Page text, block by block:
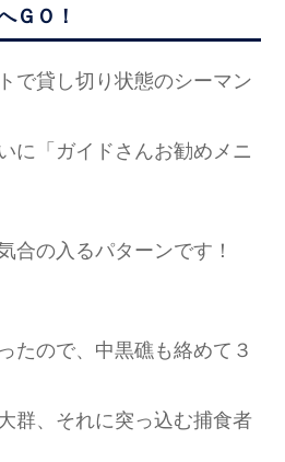
ＧＯ！
で貸し切り状態のシーマン
に「ガイドさんお勧めメニ
合の入るパターンです！
たので、中黒礁も絡めて３
群、それに突っ込む捕食者